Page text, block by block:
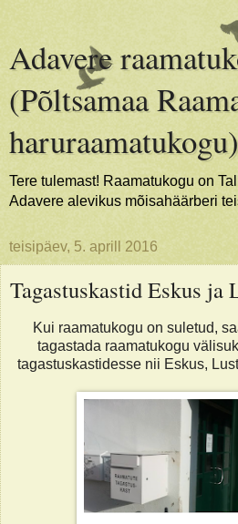
Adavere
(Põltsamaa
haruraamatukogu)
Tere tulemast! Raamatukogu on
Adavere alevikus mõisahäärberi
teisipäev, 5. aprill 2016
Tagastuskastid Eskus ja
Kui raamatukogu on suletud,
tagastada raamatukogu
tagastuskastidesse nii Eskus,